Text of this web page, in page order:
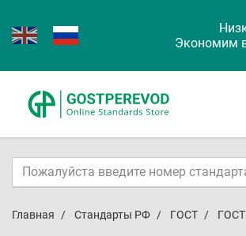
Экономим
Главная Стандарты РФ ГОСТ ГОСТ